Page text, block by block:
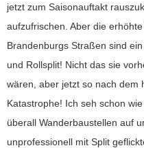
jetzt zum Saisonauftakt
aufzufrischen. Aber die
Brandenburgs Straßen sind
und Rollsplit! Nicht das sie
wären, aber jetzt so nach dem
Katastrophe! Ich seh schon
überall Wanderbaustellen auf
unprofessionell mit Split